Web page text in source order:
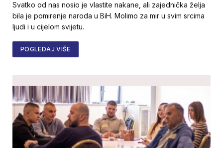
Svatko od nas nosio je vlastite nakane, ali zajednička želja
bila je pomirenje naroda u BiH. Molimo za mir u svim srcima
ljudi i u cijelom svijetu.
POGLEDAJ VIŠE